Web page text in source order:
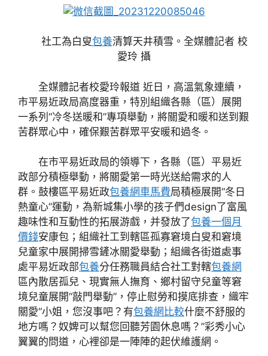
社工為白叟包養清算天井積雪。全媒體記者 校
愛玲 攝
全媒體記者校愛玲報道 近日，高溫氣象連續，
市平易近政局高度器重，特別組織各縣（區）展開
一系列“冷冬送暖和”專項舉動，將關愛和暖和送到艱
苦群眾心中，確保艱苦群眾平安暖和過冬。
在市平易近政局的領導下，各縣（區）平易近
政部分積極舉動，將關愛第一時光送給需求的人
群。鼓樓區平易近政包養網車馬費局積極展開“冬日
熱童心”運動，為新城集小學的孩子們design了富風
趣味性和互動性的拓展游戲，并發放了包養一個月
價錢安康包；組織社工到轄區孤寡窘境白叟和窘境
兒童家中展開掃雪鏟冰關愛舉動；組織各街道處事
處平易近政部包養分任務職員結合社工對轄包養網
區內散居孤兒、現實無人撫育、鄉村留守兒童等窘
境兒童展開“敲門舉動”，停止慰勞和摸底排查，織牢
關愛“小姐，您沒事吧？有包養網比較什麼不舒服的
地方嗎？奴婢可以幫您回聽芳園休息嗎？”彩秀小心
翼翼的問道，心裡卻是一陣陣的起伏維護網。